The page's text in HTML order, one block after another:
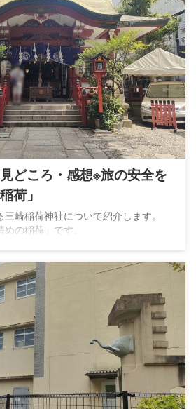
どころ・感想※旅の安全を
荷」
崎稲荷神社について紹介します。
の稲荷」です。